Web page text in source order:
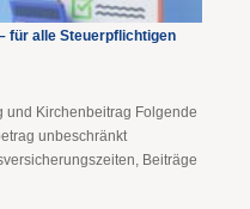
für alle Steuerpflichtigen
und Kirchenbeitrag Folgende
unbeschränkt
Beiträge